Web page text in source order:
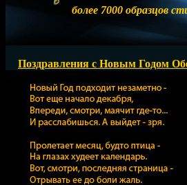
более 7000 образцов
Поздравления с Новым Годом